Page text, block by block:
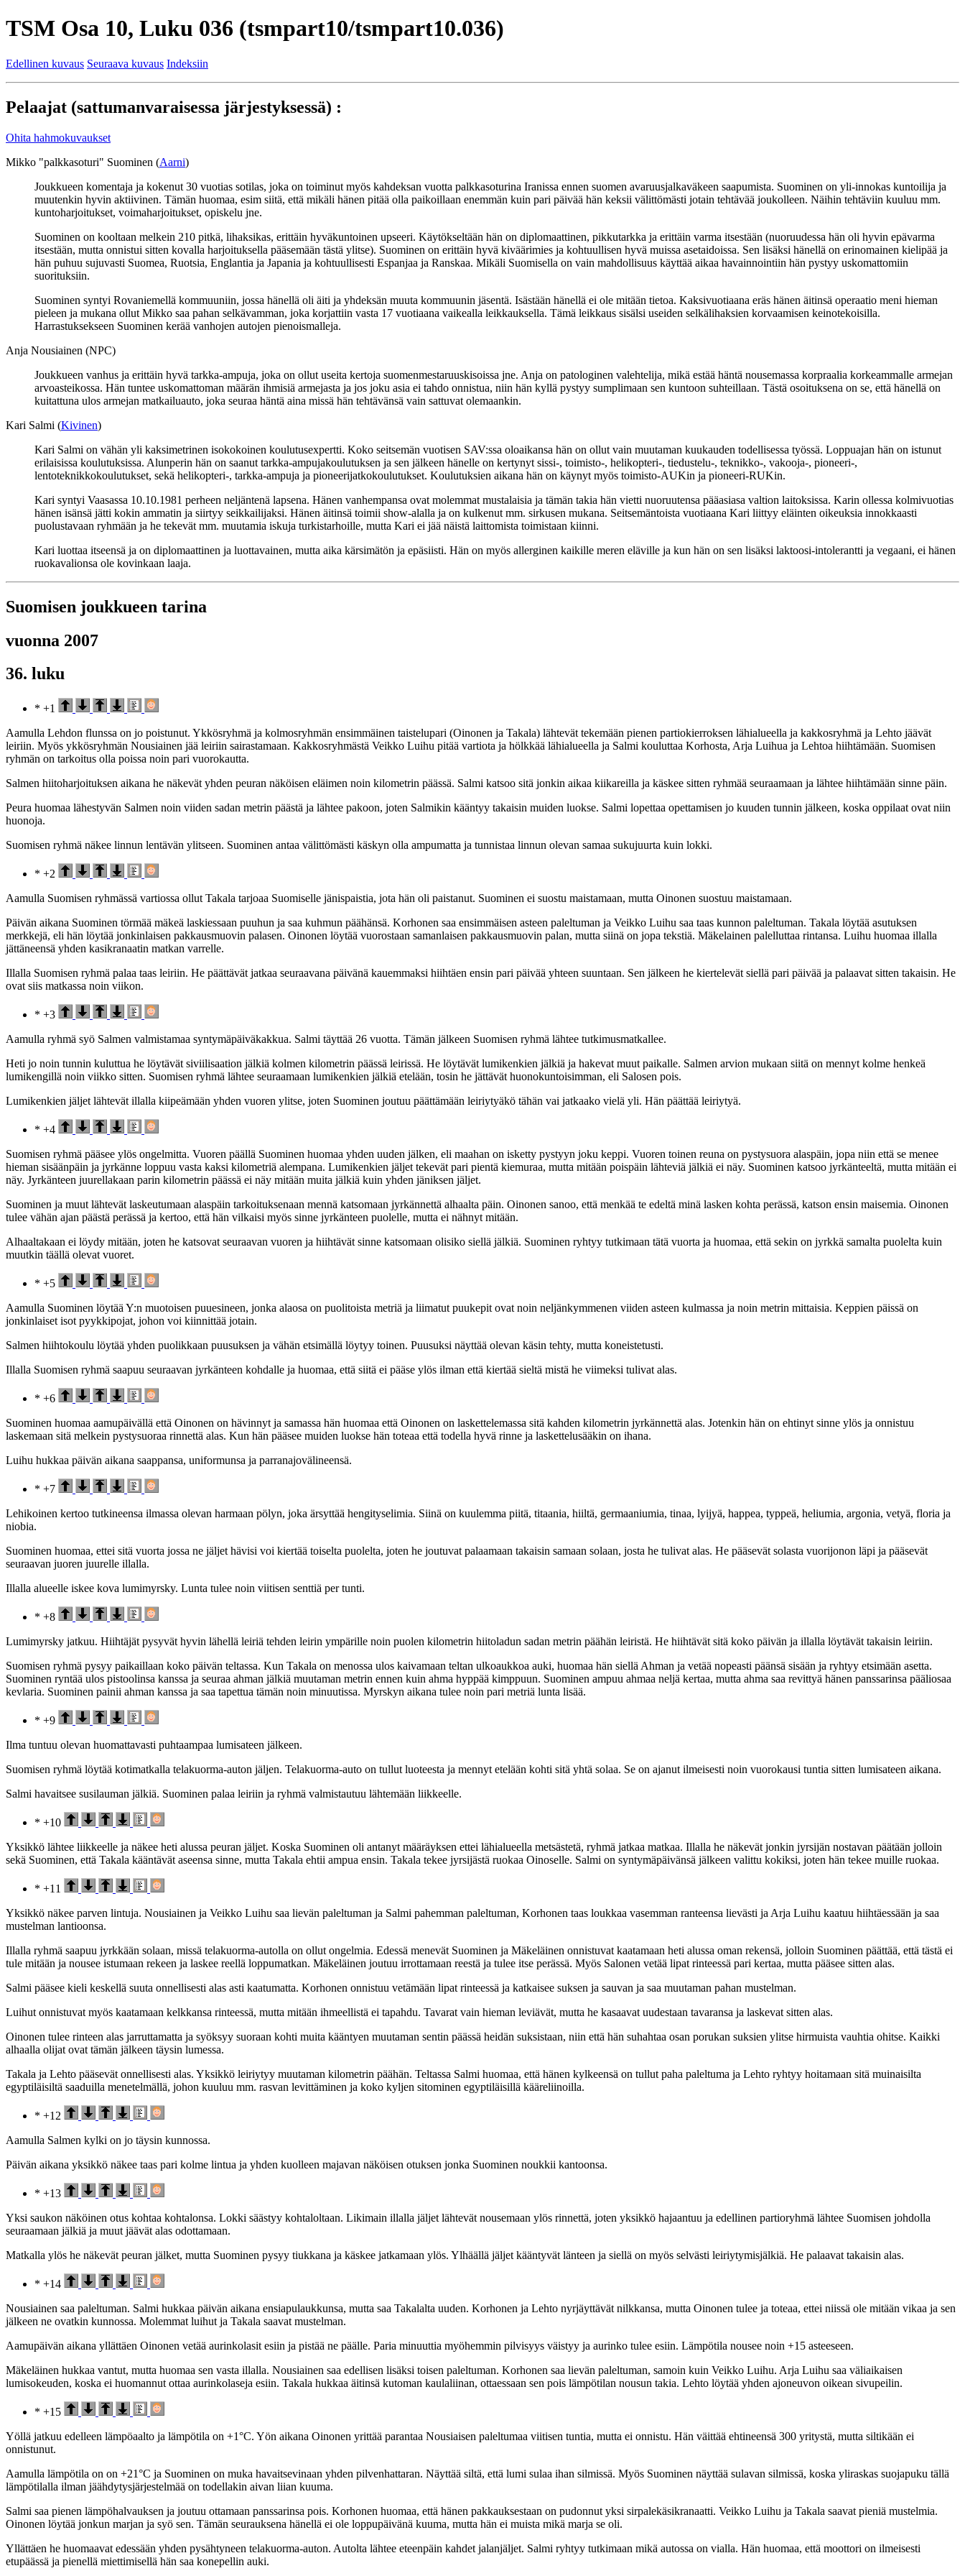
TSM Osa 10, Luku 036 (tsmpart10/tsmpart10.036)
Edellinen kuvaus Seuraava kuvaus Indeksiin
Pelaajat (sattumanvaraisessa järjestyksessä) :
Ohita hahmokuvaukset
Mikko "palkkasoturi" Suominen (Aarni)
Joukkueen komentaja ja kokenut 30 vuotias sotilas, joka on toiminut myös kahdeksan vuotta palkkasoturina Iranissa ennen suomen avaruusjalkaväkeen saapumista. Suominen on yli-innokas kuntoilija ja
muutenkin hyvin aktiivinen. Tämän huomaa, esim siitä, että mikäli hänen pitää olla paikoillaan enemmän kuin pari päivää hän keksii välittömästi jotain tehtävää joukolleen. Näihin tehtäviin kuuluu mm.
kuntoharjoitukset, voimaharjoitukset, opiskelu jne.
Suominen on kooltaan melkein 210 pitkä, lihaksikas, erittäin hyväkuntoinen upseeri. Käytökseltään hän on diplomaattinen, pikkutarkka ja erittäin varma itsestään (nuoruudessa hän oli hyvin epävarma
itsestään, mutta onnistui sitten kovalla harjoituksella pääsemään tästä ylitse). Suominen on erittäin hyvä kiväärimies ja kohtuullisen hyvä muissa asetaidoissa. Sen lisäksi hänellä on erinomainen kielipää ja
hän puhuu sujuvasti Suomea, Ruotsia, Englantia ja Japania ja kohtuullisesti Espanjaa ja Ranskaa. Mikäli Suomisella on vain mahdollisuus käyttää aikaa havainnointiin hän pystyy uskomattomiin
suorituksiin.
Suominen syntyi Rovaniemellä kommuuniin, jossa hänellä oli äiti ja yhdeksän muuta kommuunin jäsentä. Isästään hänellä ei ole mitään tietoa. Kaksivuotiaana eräs hänen äitinsä operaatio meni hieman
pieleen ja mukana ollut Mikko saa pahan selkävamman, joka korjattiin vasta 17 vuotiaana vaikealla leikkauksella. Tämä leikkaus sisälsi useiden selkälihaksien korvaamisen keinotekoisilla.
Harrastuksekseen Suominen kerää vanhojen autojen pienoismalleja.
Anja Nousiainen (NPC)
Joukkueen vanhus ja erittäin hyvä tarkka-ampuja, joka on ollut useita kertoja suomenmestaruuskisoissa jne. Anja on patologinen valehtelija, mikä estää häntä nousemassa korpraalia korkeammalle armejan
arvoasteikossa. Hän tuntee uskomattoman määrän ihmisiä armejasta ja jos joku asia ei tahdo onnistua, niin hän kyllä pystyy sumplimaan sen kuntoon suhteillaan. Tästä osoituksena on se, että hänellä on
kuitattuna ulos armejan matkailuauto, joka seuraa häntä aina missä hän tehtävänsä vain sattuvat olemaankin.
Kari Salmi (Kivinen)
Kari Salmi on vähän yli kaksimetrinen isokokoinen koulutusexpertti. Koko seitsemän vuotisen SAV:ssa oloaikansa hän on ollut vain muutaman kuukauden todellisessa työssä. Loppuajan hän on istunut
erilaisissa koulutuksissa. Alunperin hän on saanut tarkka-ampujakoulutuksen ja sen jälkeen hänelle on kertynyt sissi-, toimisto-, helikopteri-, tiedustelu-, teknikko-, vakooja-, pioneeri-,
lentoteknikkokoulutukset, sekä helikopteri-, tarkka-ampuja ja pioneerijatkokoulutukset. Koulutuksien aikana hän on käynyt myös toimisto-AUKin ja pioneeri-RUKin.
Kari syntyi Vaasassa 10.10.1981 perheen neljäntenä lapsena. Hänen vanhempansa ovat molemmat mustalaisia ja tämän takia hän vietti nuoruutensa pääasiasa valtion laitoksissa. Karin ollessa kolmivuotias
hänen isänsä jätti kokin ammatin ja siirtyy seikkailijaksi. Hänen äitinsä toimii show-alalla ja on kulkenut mm. sirkusen mukana. Seitsemäntoista vuotiaana Kari liittyy eläinten oikeuksia innokkaasti
puolustavaan ryhmään ja he tekevät mm. muutamia iskuja turkistarhoille, mutta Kari ei jää näistä laittomista toimistaan kiinni.
Kari luottaa itseensä ja on diplomaattinen ja luottavainen, mutta aika kärsimätön ja epäsiisti. Hän on myös allerginen kaikille meren eläville ja kun hän on sen lisäksi laktoosi-intolerantti ja vegaani, ei hänen
ruokavalionsa ole kovinkaan laaja.
Suomisen joukkueen tarina
vuonna 2007
36. luku
* +1
Aamulla Lehdon flunssa on jo poistunut. Ykkösryhmä ja kolmosryhmän ensimmäinen taistelupari (Oinonen ja Takala) lähtevät tekemään pienen partiokierroksen lähialueella ja kakkosryhmä ja Lehto jäävät
leiriin. Myös ykkösryhmän Nousiainen jää leiriin sairastamaan. Kakkosryhmästä Veikko Luihu pitää vartiota ja hölkkää lähialueella ja Salmi kouluttaa Korhosta, Arja Luihua ja Lehtoa hiihtämään. Suomisen
ryhmän on tarkoitus olla poissa noin pari vuorokautta.
Salmen hiitoharjoituksen aikana he näkevät yhden peuran näköisen eläimen noin kilometrin päässä. Salmi katsoo sitä jonkin aikaa kiikareilla ja käskee sitten ryhmää seuraamaan ja lähtee hiihtämään sinne päin.
Peura huomaa lähestyvän Salmen noin viiden sadan metrin päästä ja lähtee pakoon, joten Salmikin kääntyy takaisin muiden luokse. Salmi lopettaa opettamisen jo kuuden tunnin jälkeen, koska oppilaat ovat niin
huonoja.
Suomisen ryhmä näkee linnun lentävän ylitseen. Suominen antaa välittömästi käskyn olla ampumatta ja tunnistaa linnun olevan samaa sukujuurta kuin lokki.
* +2
Aamulla Suomisen ryhmässä vartiossa ollut Takala tarjoaa Suomiselle jänispaistia, jota hän oli paistanut. Suominen ei suostu maistamaan, mutta Oinonen suostuu maistamaan.
Päivän aikana Suominen törmää mäkeä laskiessaan puuhun ja saa kuhmun päähänsä. Korhonen saa ensimmäisen asteen paleltuman ja Veikko Luihu saa taas kunnon paleltuman. Takala löytää asutuksen
merkkejä, eli hän löytää jonkinlaisen pakkausmuovin palasen. Oinonen löytää vuorostaan samanlaisen pakkausmuovin palan, mutta siinä on jopa tekstiä. Mäkelainen palelluttaa rintansa. Luihu huomaa illalla
jättäneensä yhden kasikranaatin matkan varrelle.
Illalla Suomisen ryhmä palaa taas leiriin. He päättävät jatkaa seuraavana päivänä kauemmaksi hiihtäen ensin pari päivää yhteen suuntaan. Sen jälkeen he kiertelevät siellä pari päivää ja palaavat sitten takaisin. He
ovat siis matkassa noin viikon.
* +3
Aamulla ryhmä syö Salmen valmistamaa syntymäpäiväkakkua. Salmi täyttää 26 vuotta. Tämän jälkeen Suomisen ryhmä lähtee tutkimusmatkallee.
Heti jo noin tunnin kuluttua he löytävät siviilisaation jälkiä kolmen kilometrin päässä leirissä. He löytävät lumikenkien jälkiä ja hakevat muut paikalle. Salmen arvion mukaan siitä on mennyt kolme henkeä
lumikengillä noin viikko sitten. Suomisen ryhmä lähtee seuraamaan lumikenkien jälkiä etelään, tosin he jättävät huonokuntoisimman, eli Salosen pois.
Lumikenkien jäljet lähtevät illalla kiipeämään yhden vuoren ylitse, joten Suominen joutuu päättämään leiriytyäkö tähän vai jatkaako vielä yli. Hän päättää leiriytyä.
* +4
Suomisen ryhmä pääsee ylös ongelmitta. Vuoren päällä Suominen huomaa yhden uuden jälken, eli maahan on isketty pystyyn joku keppi. Vuoren toinen reuna on pystysuora alaspäin, jopa niin että se menee
hieman sisäänpäin ja jyrkänne loppuu vasta kaksi kilometriä alempana. Lumikenkien jäljet tekevät pari pientä kiemuraa, mutta mitään poispäin lähteviä jälkiä ei näy. Suominen katsoo jyrkänteeltä, mutta mitään ei
näy. Jyrkänteen juurellakaan parin kilometrin päässä ei näy mitään muita jälkiä kuin yhden jäniksen jäljet.
Suominen ja muut lähtevät laskeutumaan alaspäin tarkoituksenaan mennä katsomaan jyrkännettä alhaalta päin. Oinonen sanoo, että menkää te edeltä minä lasken kohta perässä, katson ensin maisemia. Oinonen
tulee vähän ajan päästä perässä ja kertoo, että hän vilkaisi myös sinne jyrkänteen puolelle, mutta ei nähnyt mitään.
Alhaaltakaan ei löydy mitään, joten he katsovat seuraavan vuoren ja hiihtävät sinne katsomaan olisiko siellä jälkiä. Suominen ryhtyy tutkimaan tätä vuorta ja huomaa, että sekin on jyrkkä samalta puolelta kuin
muutkin täällä olevat vuoret.
* +5
Aamulla Suominen löytää Y:n muotoisen puuesineen, jonka alaosa on puolitoista metriä ja liimatut puukepit ovat noin neljänkymmenen viiden asteen kulmassa ja noin metrin mittaisia. Keppien päissä on
jonkinlaiset isot pyykkipojat, johon voi kiinnittää jotain.
Salmen hiihtokoulu löytää yhden puolikkaan puusuksen ja vähän etsimällä löytyy toinen. Puusuksi näyttää olevan käsin tehty, mutta koneistetusti.
Illalla Suomisen ryhmä saapuu seuraavan jyrkänteen kohdalle ja huomaa, että siitä ei pääse ylös ilman että kiertää sieltä mistä he viimeksi tulivat alas.
* +6
Suominen huomaa aamupäivällä että Oinonen on hävinnyt ja samassa hän huomaa että Oinonen on laskettelemassa sitä kahden kilometrin jyrkännettä alas. Jotenkin hän on ehtinyt sinne ylös ja onnistuu
laskemaan sitä melkein pystysuoraa rinnettä alas. Kun hän pääsee muiden luokse hän toteaa että todella hyvä rinne ja laskettelusääkin on ihana.
Luihu hukkaa päivän aikana saappansa, uniformunsa ja parranajovälineensä.
* +7
Lehikoinen kertoo tutkineensa ilmassa olevan harmaan pölyn, joka ärsyttää hengityselimia. Siinä on kuulemma piitä, titaania, hiiltä, germaaniumia, tinaa, lyijyä, happea, typpeä, heliumia, argonia, vetyä, floria ja
niobia.
Suominen huomaa, ettei sitä vuorta jossa ne jäljet hävisi voi kiertää toiselta puolelta, joten he joutuvat palaamaan takaisin samaan solaan, josta he tulivat alas. He pääsevät solasta vuorijonon läpi ja pääsevät
seuraavan juoren juurelle illalla.
Illalla alueelle iskee kova lumimyrsky. Lunta tulee noin viitisen senttiä per tunti.
* +8
Lumimyrsky jatkuu. Hiihtäjät pysyvät hyvin lähellä leiriä tehden leirin ympärille noin puolen kilometrin hiitoladun sadan metrin päähän leiristä. He hiihtävät sitä koko päivän ja illalla löytävät takaisin leiriin.
Suomisen ryhmä pysyy paikaillaan koko päivän teltassa. Kun Takala on menossa ulos kaivamaan teltan ulkoaukkoa auki, huomaa hän siellä Ahman ja vetää nopeasti päänsä sisään ja ryhtyy etsimään asetta.
Suominen ryntää ulos pistoolinsa kanssa ja seuraa ahman jälkiä muutaman metrin ennen kuin ahma hyppää kimppuun. Suominen ampuu ahmaa neljä kertaa, mutta ahma saa revittyä hänen panssarinsa pääliosaa
kevlaria. Suominen painii ahman kanssa ja saa tapettua tämän noin minuutissa. Myrskyn aikana tulee noin pari metriä lunta lisää.
* +9
Ilma tuntuu olevan huomattavasti puhtaampaa lumisateen jälkeen.
Suomisen ryhmä löytää kotimatkalla telakuorma-auton jäljen. Telakuorma-auto on tullut luoteesta ja mennyt etelään kohti sitä yhtä solaa. Se on ajanut ilmeisesti noin vuorokausi tuntia sitten lumisateen aikana.
Salmi havaitsee susilauman jälkiä. Suominen palaa leiriin ja ryhmä valmistautuu lähtemään liikkeelle.
* +10
Yksikkö lähtee liikkeelle ja näkee heti alussa peuran jäljet. Koska Suominen oli antanyt määräyksen ettei lähialueella metsästetä, ryhmä jatkaa matkaa. Illalla he näkevät jonkin jyrsijän nostavan päätään jolloin
sekä Suominen, että Takala kääntävät aseensa sinne, mutta Takala ehtii ampua ensin. Takala tekee jyrsijästä ruokaa Oinoselle. Salmi on syntymäpäivänsä jälkeen valittu kokiksi, joten hän tekee muille ruokaa.
* +11
Yksikkö näkee parven lintuja. Nousiainen ja Veikko Luihu saa lievän paleltuman ja Salmi pahemman paleltuman, Korhonen taas loukkaa vasemman ranteensa lievästi ja Arja Luihu kaatuu hiihtäessään ja saa
mustelman lantioonsa.
Illalla ryhmä saapuu jyrkkään solaan, missä telakuorma-autolla on ollut ongelmia. Edessä menevät Suominen ja Mäkeläinen onnistuvat kaatamaan heti alussa oman rekensä, jolloin Suominen päättää, että tästä ei
tule mitään ja nousee istumaan rekeen ja laskee reellä loppumatkan. Mäkeläinen joutuu irrottamaan reestä ja tulee itse perässä. Myös Salonen vetää lipat rinteessä pari kertaa, mutta pääsee sitten alas.
Salmi pääsee kieli keskellä suuta onnellisesti alas asti kaatumatta. Korhonen onnistuu vetämään lipat rinteessä ja katkaisee suksen ja sauvan ja saa muutaman pahan mustelman.
Luihut onnistuvat myös kaatamaan kelkkansa rinteessä, mutta mitään ihmeellistä ei tapahdu. Tavarat vain hieman leviävät, mutta he kasaavat uudestaan tavaransa ja laskevat sitten alas.
Oinonen tulee rinteen alas jarruttamatta ja syöksyy suoraan kohti muita kääntyen muutaman sentin päässä heidän suksistaan, niin että hän suhahtaa osan porukan suksien ylitse hirmuista vauhtia ohitse. Kaikki
alhaalla olijat ovat tämän jälkeen täysin lumessa.
Takala ja Lehto pääsevät onnellisesti alas. Yksikkö leiriytyy muutaman kilometrin päähän. Teltassa Salmi huomaa, että hänen kylkeensä on tullut paha paleltuma ja Lehto ryhtyy hoitamaan sitä muinaisilta
egyptiläisiltä saaduilla menetelmällä, johon kuuluu mm. rasvan levittäminen ja koko kyljen sitominen egyptiläisillä kääreliinoilla.
* +12
Aamulla Salmen kylki on jo täysin kunnossa.
Päivän aikana yksikkö näkee taas pari kolme lintua ja yhden kuolleen majavan näköisen otuksen jonka Suominen noukkii kantoonsa.
* +13
Yksi saukon näköinen otus kohtaa kohtalonsa. Lokki säästyy kohtaloltaan. Likimain illalla jäljet lähtevät nousemaan ylös rinnettä, joten yksikkö hajaantuu ja edellinen partioryhmä lähtee Suomisen johdolla
seuraamaan jälkiä ja muut jäävät alas odottamaan.
Matkalla ylös he näkevät peuran jälket, mutta Suominen pysyy tiukkana ja käskee jatkamaan ylös. Ylhäällä jäljet kääntyvät länteen ja siellä on myös selvästi leiriytymisjälkiä. He palaavat takaisin alas.
* +14
Nousiainen saa paleltuman. Salmi hukkaa päivän aikana ensiapulaukkunsa, mutta saa Takalalta uuden. Korhonen ja Lehto nyrjäyttävät nilkkansa, mutta Oinonen tulee ja toteaa, ettei niissä ole mitään vikaa ja sen
jälkeen ne ovatkin kunnossa. Molemmat luihut ja Takala saavat mustelman.
Aamupäivän aikana yllättäen Oinonen vetää aurinkolasit esiin ja pistää ne päälle. Paria minuuttia myöhemmin pilvisyys väistyy ja aurinko tulee esiin. Lämpötila nousee noin +15 asteeseen.
Mäkeläinen hukkaa vantut, mutta huomaa sen vasta illalla. Nousiainen saa edellisen lisäksi toisen paleltuman. Korhonen saa lievän paleltuman, samoin kuin Veikko Luihu. Arja Luihu saa väliaikaisen
lumisokeuden, koska ei huomannut ottaa aurinkolaseja esiin. Takala hukkaa äitinsä kutoman kaulaliinan, ottaessaan sen pois lämpötilan nousun takia. Lehto löytää yhden ajoneuvon oikean sivupeilin.
* +15
Yöllä jatkuu edelleen lämpöaalto ja lämpötila on +1°C. Yön aikana Oinonen yrittää parantaa Nousiaisen paleltumaa viitisen tuntia, mutta ei onnistu. Hän väittää ehtineensä 300 yritystä, mutta siltikään ei
onnistunut.
Aamulla lämpötila on on +21°C ja Suominen on muka havaitsevinaan yhden pilvenhattaran. Näyttää siltä, että lumi sulaa ihan silmissä. Myös Suominen näyttää sulavan silmissä, koska yliraskas suojapuku tällä
lämpötilalla ilman jäähdytysjärjestelmää on todellakin aivan liian kuuma.
Salmi saa pienen lämpöhalvauksen ja joutuu ottamaan panssarinsa pois. Korhonen huomaa, että hänen pakkauksestaan on pudonnut yksi sirpalekäsikranaatti. Veikko Luihu ja Takala saavat pieniä mustelmia.
Oinonen löytää jonkun marjan ja syö sen. Tämän seurauksena hänellä ei ole loppupäivänä kuuma, mutta hän ei muista mikä marja se oli.
Yllättäen he huomaavat edessään yhden pysähtyneen telakuorma-auton. Autolta lähtee eteenpäin kahdet jalanjäljet. Salmi ryhtyy tutkimaan mikä autossa on vialla. Hän huomaa, että moottori on ilmeisesti
etupäässä ja pienellä miettimisellä hän saa konepellin auki.